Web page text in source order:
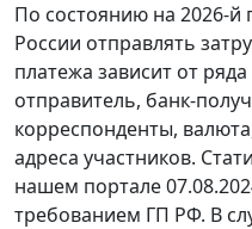
По состоянию на 2026-й
России отправлять
платежа зависит от
отправитель, банк-
корреспонденты,
адреса участников.
нашем портале
требованием ГП РФ. В